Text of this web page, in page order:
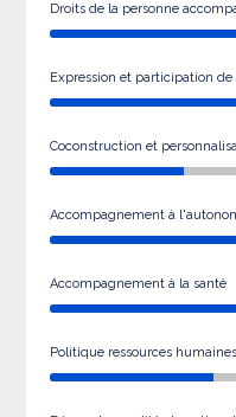
Droits de la personne
Expression et participation
Coconstruction et
Accompagnement à
Accompagnement à la santé
Politique ressources humaines